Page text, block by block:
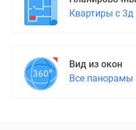
поселки
Квартиры с
Вид из окон
Все панорамы